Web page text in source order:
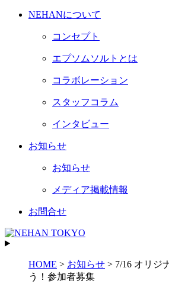
NEHANについて
コンセプト
エプソムソルトとは
コラボレーション
スタッフコラム
インタビュー
お知らせ
お知らせ
メディア掲載情報
お問合せ
HOME > お知らせ > 7/16 オリジ
う！参加者募集